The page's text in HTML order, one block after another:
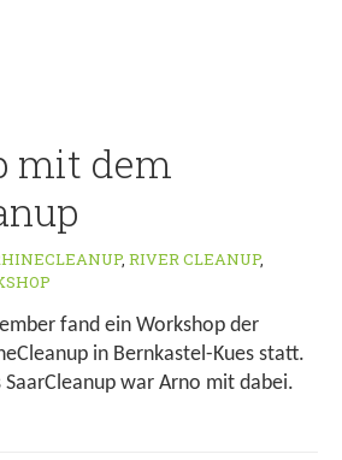
mit dem
, RIVER CLEANUP,
fand ein Workshop der
in Bernkastel-Kues statt.
war Arno mit dabei.